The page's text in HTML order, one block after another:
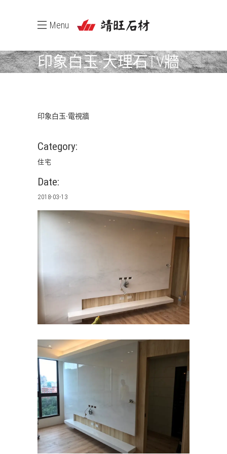
Menu
印象白玉-大理石TV牆
印象白玉-電視牆
Category:
住宅
Date:
2018-03-13